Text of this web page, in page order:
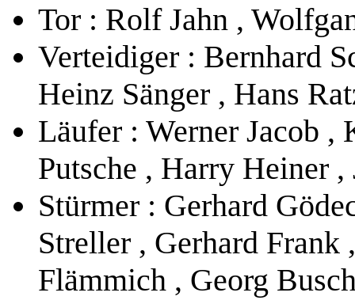
Tor : Rolf Jahn ,
Verteidiger : Bernhard
Heinz Sänger , Hans
Läufer : Werner Jacob
Putsche , Harry Heiner ,
Stürmer : Gerhard
Streller , Gerhard
Flämmich , Georg